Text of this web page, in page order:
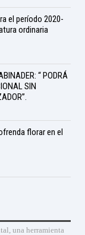
el período 2020-
ordinaria
“ PODRÁ
SIN
florar en el
una herramienta